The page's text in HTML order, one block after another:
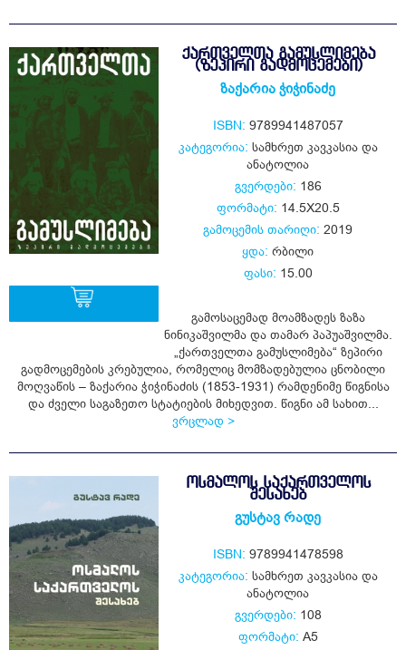
ᲥᲐᲠᲗᲕᲔᲚᲗᲐ ᲒᲐᲛᲣᲡᲚᲘᲛᲔᲑᲐ
(ᲖᲔᲞᲘᲠᲘ ᲒᲐᲓᲛᲝᲪᲔᲛᲔᲑᲘ)
ზაქარია ჭიჭინაძე
ISBN: 9789941487057
კატეგორია: სამხრეთ კავკასია და
ანატოლია
გვერდები: 186
ფორმატი: 14.5X20.5
გამოცემის თარიღი: 2019
ყდა: რბილი
ფასი: 15.00
გამოსაცემად მოამზადეს ზაზა
ნინიკაშვილმა და თამარ პაპუაშვილმა.
„ქართველთა გამუსლიმება“ ზეპირი
გადმოცემების კრებულია, რომელიც მომზადებულია ცნობილი
მოღვაწის – ზაქარია ჭიჭინაძის (1853-1931) რამდენიმე წიგნისა
და ძველი საგაზეთო სტატიების მიხედვით. წიგნი ამ სახით...
ვრცლად >
ᲝᲡᲛᲐᲚᲝᲡ ᲡᲐᲥᲐᲠᲗᲕᲔᲚᲝᲡ
ᲨᲔᲡᲐᲮᲔᲑ
გუსტავ რადე
ISBN: 9789941478598
კატეგორია: სამხრეთ კავკასია და
ანატოლია
გვერდები: 108
ფორმატი: A5